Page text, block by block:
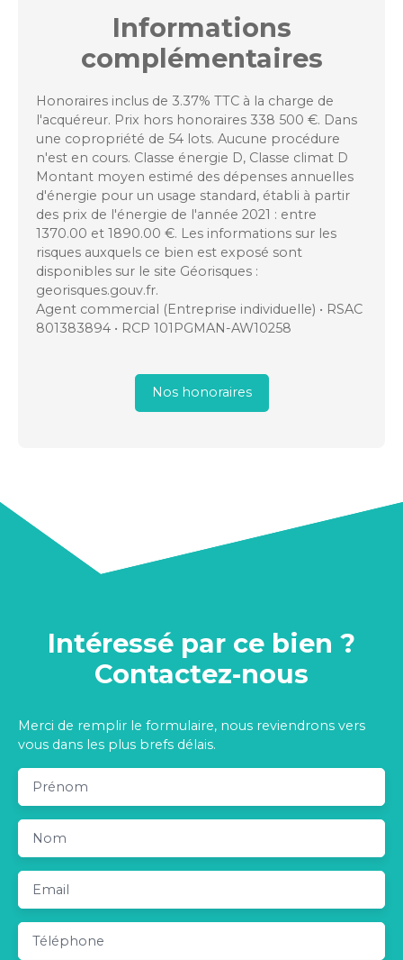
Informations
complémentaires
Honoraires inclus de 3.37% TTC à la charge de
l'acquéreur. Prix hors honoraires 338 500 €. Dans
une copropriété de 54 lots. Aucune procédure
n'est en cours. Classe énergie D, Classe climat D
Montant moyen estimé des dépenses annuelles
d'énergie pour un usage standard, établi à partir
des prix de l'énergie de l'année 2021 : entre
1370.00 et 1890.00 €. Les informations sur les
risques auxquels ce bien est exposé sont
disponibles sur le site Géorisques :
georisques.gouv.fr.
Agent commercial (Entreprise individuelle) • RSAC
801383894 • RCP 101PGMAN-AW10258
Nos honoraires
Intéressé par ce bien ?
Contactez-nous
Merci de remplir le formulaire, nous reviendrons vers
vous dans les plus brefs délais.
Prénom
Nom
Email
Téléphone